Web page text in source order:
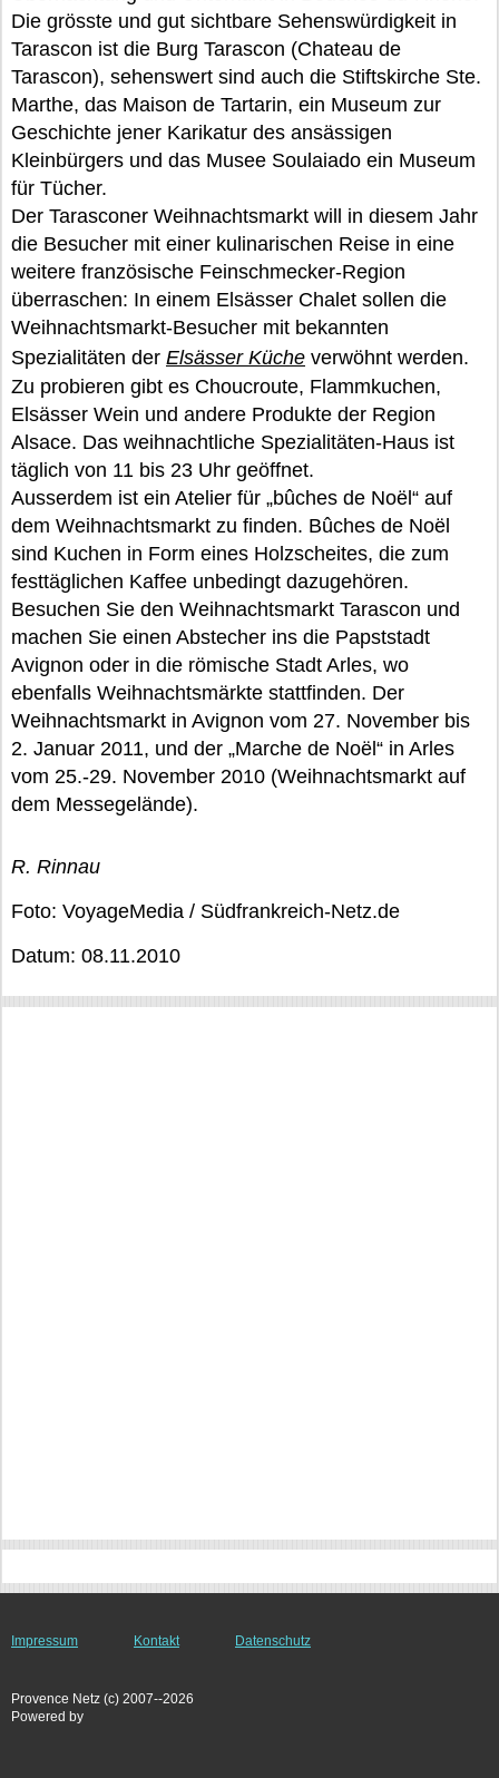
Die grösste und gut sichtbare Sehenswürdigkeit in
Tarascon ist die Burg Tarascon (Chateau de
Tarascon), sehenswert sind auch die Stiftskirche Ste.
Marthe, das Maison de Tartarin, ein Museum zur
Geschichte jener Karikatur des ansässigen
Kleinbürgers und das Musee Soulaiado ein Museum
für Tücher.
Der Tarasconer Weihnachtsmarkt will in diesem Jahr
die Besucher mit einer kulinarischen Reise in eine
weitere französische Feinschmecker-Region
überraschen: In einem Elsässer Chalet sollen die
Weihnachtsmarkt-Besucher mit bekannten
Spezialitäten der Elsässer Küche verwöhnt werden.
Zu probieren gibt es Choucroute, Flammkuchen,
Elsässer Wein und andere Produkte der Region
Alsace. Das weihnachtliche Spezialitäten-Haus ist
täglich von 11 bis 23 Uhr geöffnet.
Ausserdem ist ein Atelier für „bûches de Noël“ auf
dem Weihnachtsmarkt zu finden. Bûches de Noël
sind Kuchen in Form eines Holzscheites, die zum
festtäglichen Kaffee unbedingt dazugehören.
Besuchen Sie den Weihnachtsmarkt Tarascon und
machen Sie einen Abstecher ins die Papststadt
Avignon oder in die römische Stadt Arles, wo
ebenfalls Weihnachtsmärkte stattfinden. Der
Weihnachtsmarkt in Avignon vom 27. November bis
2. Januar 2011, und der „Marche de Noël“ in Arles
vom 25.-29. November 2010 (Weihnachtsmarkt auf
dem Messegelände).
R. Rinnau
Foto: VoyageMedia / Südfrankreich-Netz.de
Datum: 08.11.2010
Impressum Kontakt Datenschutz
Provence Netz (c) 2007--2026
Powered by